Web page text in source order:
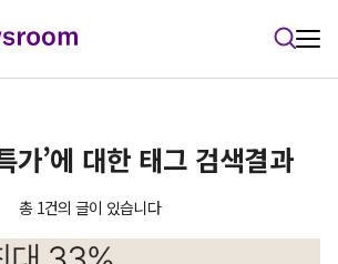
가’에 대한 태그 검색결과
총 1건의 글이 있습니다